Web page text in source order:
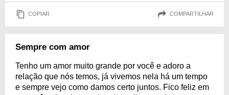
COPIAR COMPARTILHAR
Sempre com amor
Tenho um amor muito grande por você e adoro a
relação que nós temos, já vivemos nela há um tempo
e sempre vejo como damos certo juntos. Fico feliz em